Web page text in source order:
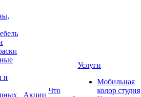
и
Акции
Что
Услуги
Мобильная
колор студия